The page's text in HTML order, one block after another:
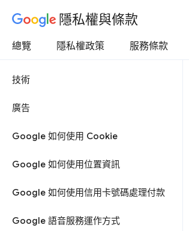
隱私權與條款
總覽 隱私權政策 服務條款
技術
廣告
Google 如何使用 Cookie
Google 如何使用位置資訊
Google 如何使用信用卡號碼處理付款
Google 語音服務運作方式